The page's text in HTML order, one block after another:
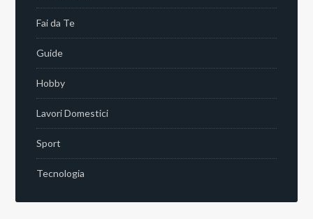
Fai da Te
Guide
Hobby
Lavori Domestici
Sport
Tecnologia